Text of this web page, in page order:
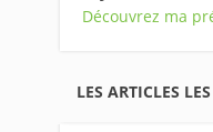
Découvrez ma
LES ARTICLES